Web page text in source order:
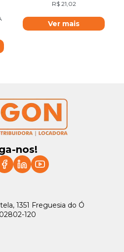
R$21,02
Ver mais
nos!
1351 Freguesia do Ó
120